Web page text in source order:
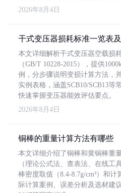
2026年8月4日
干式变压器损耗标准一览表
本文详细解析干式变压器空载损
（GB/T 10228-2015），提供
例，分步骤说明变损计算方法，
实例表格，涵盖SCB10/SCB13等
快速掌握变压器能效评估要点。
2026年8月4日
铜棒的重量计算方法有哪些
本文详细介绍了铜棒和黄铜棒重
（理论公式法、查表法、在线工
棒密度取值（8.4-8.7g/cm³）和
际计算案例、误差分析及选材建